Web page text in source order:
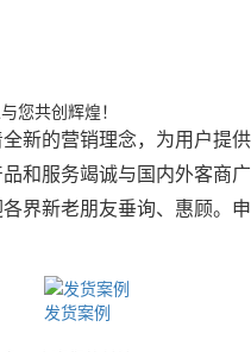
您共创辉煌！
新的营销理念，为用户提供
和服务竭诚与国内外客商广
界新老朋友垂询、惠顾。申
发货案例